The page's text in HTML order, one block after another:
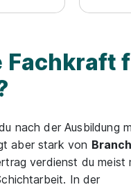
Fachkraft
nach der Ausbildung
aber stark von
verdienst du meist
In der